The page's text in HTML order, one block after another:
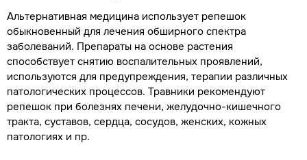
Альтернативная медицина использует репешок
обыкновенный для лечения обширного спектра
заболеваний. Препараты на основе растения
способствует снятию воспалительных проявлений,
используются для предупреждения, терапии различных
патологических процессов. Травники рекомендуют
репешок при болезнях печени, желудочно-кишечного
тракта, суставов, сердца, сосудов, женских, кожных
патологиях и пр.